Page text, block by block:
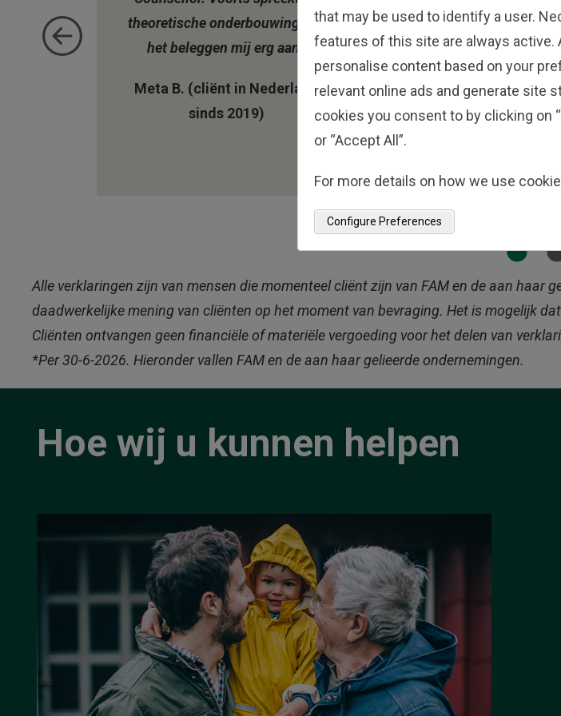
theoretische onderbouwing van
het beleggen mij erg aan.’
Meta B. (cliënt in Nederland
sinds 2019)
Fisher
bereikbaar,
professioneel. Ik
heel tevreden
Alle verklaringen zijn van mensen die momenteel cliënt zijn van FAM en de aan haar
daadwerkelijke mening van cliënten op het moment van bevraging. Het is mogelijk
Cliënten ontvangen geen financiële of materiële vergoeding voor het delen van
*Per 30-6-2026. Hieronder vallen FAM en de aan haar gelieerde ondernemingen.
Hoe wij u kunnen helpen
that may be used to identify a user.
features of this site are always active.
personalise content based on your
relevant online ads and generate site
cookies you consent to by clicking on
or “Accept All”.
For more details on how we use
Configure Preferences